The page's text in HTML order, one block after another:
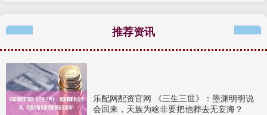
推荐资讯
乐配网配资官网 《三生三世》：墨渊明明说
会回来，天族为啥非要把他葬去无妄海？